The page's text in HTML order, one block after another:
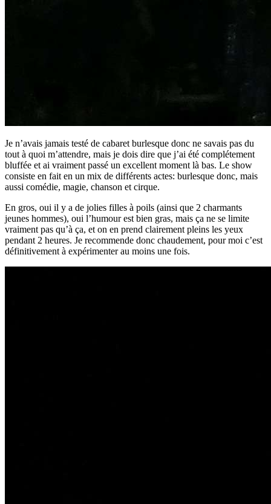
Je n’avais jamais testé de cabaret burlesque donc ne savais pas du
tout à quoi m’attendre, mais je dois dire que j’ai été complétement
bluffée et ai vraiment passé un excellent moment là bas. Le show
consiste en fait en un mix de différents actes: burlesque donc, mais
aussi comédie, magie, chanson et cirque.
En gros, oui il y a de jolies filles à poils (ainsi que 2 charmants
jeunes hommes), oui l’humour est bien gras, mais ça ne se limite
vraiment pas qu’à ça, et on en prend clairement pleins les yeux
pendant 2 heures. Je recommende donc chaudement, pour moi c’est
définitivement à expérimenter au moins une fois.